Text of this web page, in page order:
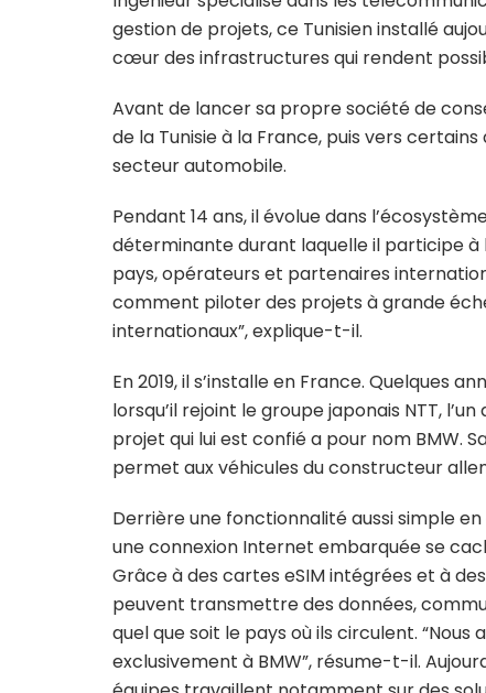
gestion de projets, ce Tunisien installé
cœur des infrastructures qui rendent
Avant de lancer sa propre société de
de la Tunisie à la France, puis vers
secteur automobile.
Pendant 14 ans, il évolue dans
déterminante durant laquelle il participe
pays, opérateurs et partenaires
comment piloter des projets à grande
internationaux”, explique-t-il.
En 2019, il s’installe en France. Quelques
lorsqu’il rejoint le groupe japonais NTT,
projet qui lui est confié a pour nom BMW.
permet aux véhicules du constructeur
Derrière une fonctionnalité aussi simple
une connexion Internet embarquée se
Grâce à des cartes eSIM intégrées et à
peuvent transmettre des données,
quel que soit le pays où ils circulent.
exclusivement à BMW”, résume-t-il.